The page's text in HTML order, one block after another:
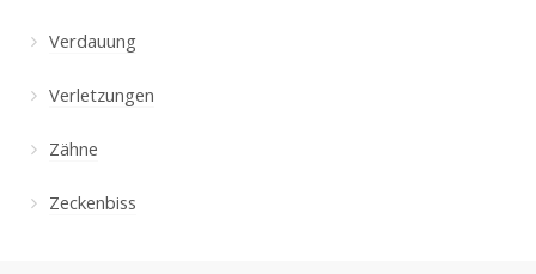
Verdauung
Verletzungen
Zähne
Zeckenbiss